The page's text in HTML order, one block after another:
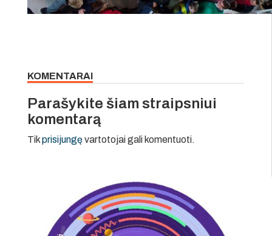
KOMENTARAI
Parašykite šiam straipsniui
komentarą
Tikprisijungęvartotojai gali komentuoti.